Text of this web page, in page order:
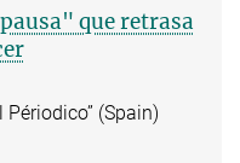
que retrasa
(Spain)